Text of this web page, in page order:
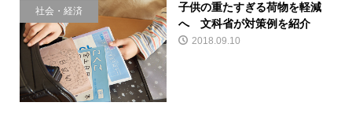
社会・経済
子供の重たすぎる荷物を軽減
へ 文科省が対策例を紹介
2018.09.10